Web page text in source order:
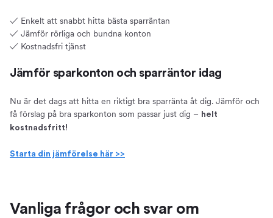
✓ Enkelt att snabbt hitta bästa sparräntan
✓ Jämför rörliga och bundna konton
✓ Kostnadsfri tjänst
Jämför sparkonton och sparräntor idag
Nu är det dags att hitta en riktigt bra sparränta åt dig. Jämför och
få förslag på bra sparkonton som passar just dig – helt
kostnadsfritt!
Starta din jämförelse här >>
Vanliga frågor och svar om